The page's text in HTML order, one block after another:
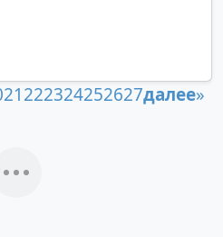
21222324252627далее»